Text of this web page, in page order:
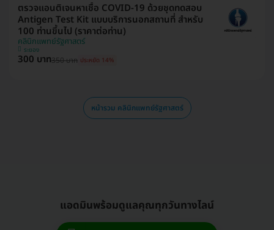
ตรวจแอนติเจนหาเชื้อ COVID-19 ด้วยชุดทดสอบ
Antigen Test Kit แบบบริการนอกสถานที่ สำหรับ
100 ท่านขึ้นไป (ราคาต่อท่าน)
คลินิกแพทย์รัฐศาสตร์
ระยอง
300 บาท350 บาท ประหยัด 14%
หน้ารวม คลินิกแพทย์รัฐศาสตร์
แอดมินพร้อมดูแลคุณทุกวันทางไลน์